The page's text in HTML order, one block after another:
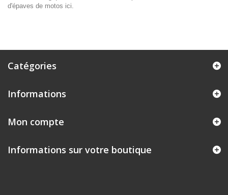
d'épaves de motos ici.
Catégories
Informations
Mon compte
Informations sur votre boutique